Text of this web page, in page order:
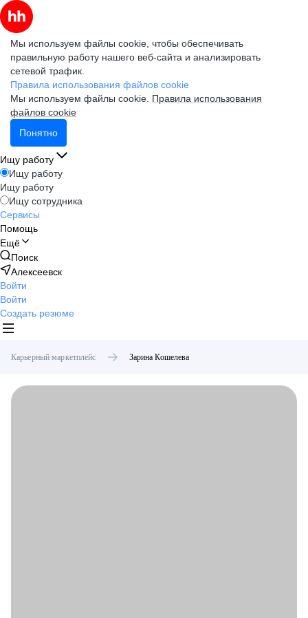
Мы используем файлы cookie, чтобы обеспечивать
правильную работу нашего веб-сайта и анализировать
сетевой трафик.
Правила использования файлов cookie
Мы используем файлы cookie. Правила использования
файлов cookie
Понятно
Ищу работу
Ищу работу
Ищу работу
Ищу сотрудника
Сервисы
Помощь
Ещё
Поиск
Алексеевск
Войти
Войти
Создать резюме
Карьерный маркетплейс Зарина Кошелева